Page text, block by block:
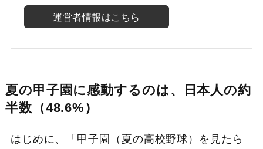
運営者情報はこちら
夏の甲子園に感動するのは、日本人の約
半数（48.6%）
はじめに、「甲子園（夏の高校野球）を見たら